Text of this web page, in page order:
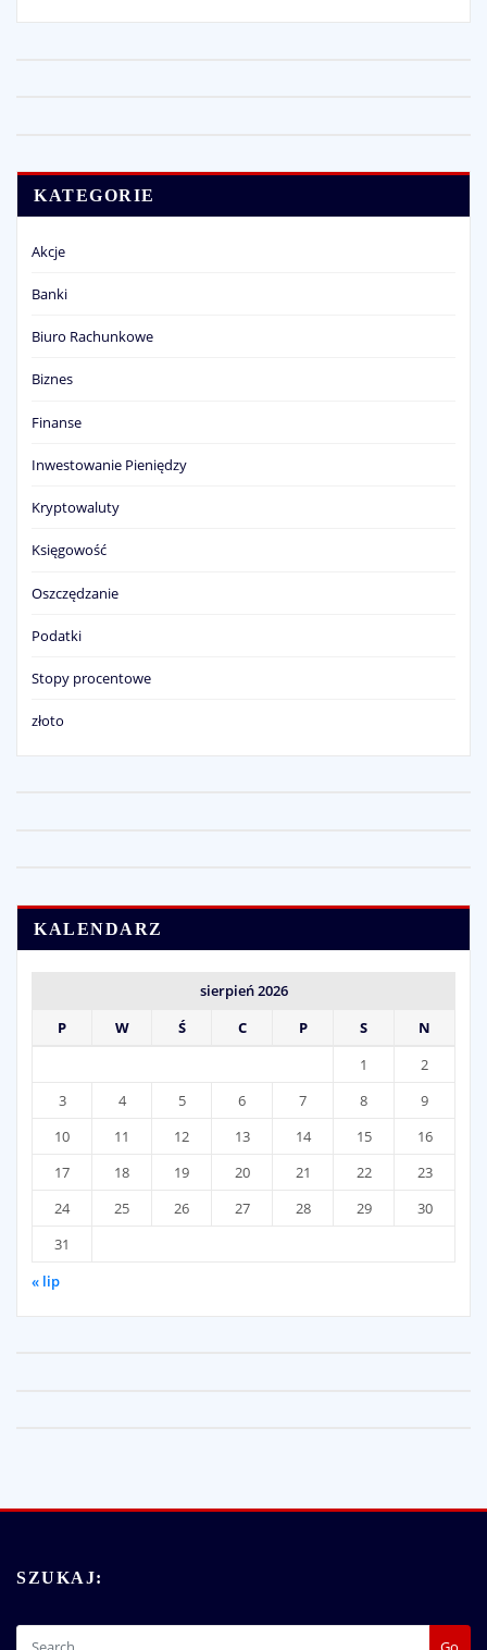
KATEGORIE
Akcje
Banki
Biuro Rachunkowe
Biznes
Finanse
Inwestowanie Pieniędzy
Kryptowaluty
Księgowość
Oszczędzanie
Podatki
Stopy procentowe
złoto
KALENDARZ
sierpień 2026
P
W Ś C P S
N
1
2
3
4 5 6 7 8
9
10
11 12 13 14 15
16
17
18 19 20 21 22
23
24
25 26 27 28 29
30
31
« lip
SZUKAJ: